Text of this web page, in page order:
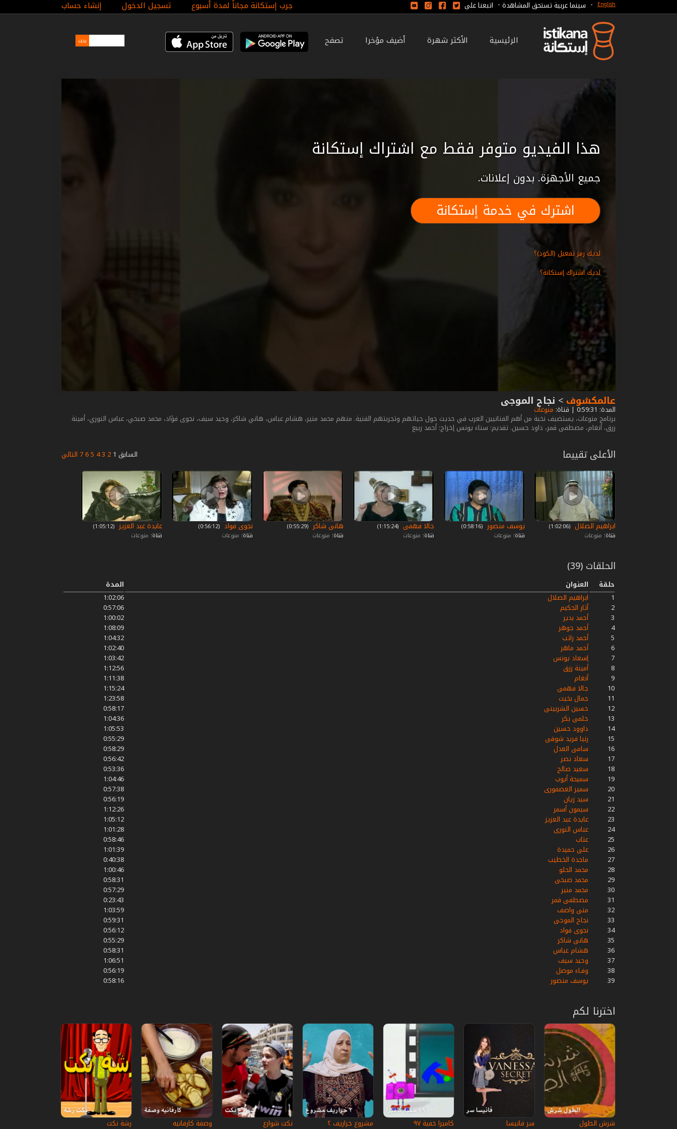
جرب إستكانة مجاناً لمدة أسبوع تسجيل الدخول إنشاء حساب English
- سينما عربية تستحق المشاهدة - اتبعنا على
الرئيسية الأكثر شهرة أضيف مؤخرا تصفح
هذا الفيديو متوفر فقط مع اشتراك إستكانة
جميع الأجهزة. بدون إعلانات.
اشترك في خدمة إستكانة
لديك رمز تفعيل (الكود)؟
لديك اشتراك إستكانة؟
عالمكشوف > نجاح الموجى
المدة: 0:59:31 | قناة: منوعات
برنامج منوعات، يستضيف نخبة من أهم الفنانيين العرب في حديث حول حياتهم وتجربتهم الفنية. منهم محمد منير، هشام عباس، هاني شاكر، وحيد سيف، نجوى فؤاد، محمد صبحي، عباس النوري، أمينة
رزق، أنغام، مصطفى قمر، داود حسين. تقديم: سناء يونس إخراج: أحمد ربيع
السابق 1
2
3
4
5
6
7 التالي الأعلى تقييما
ابراهيم الصلال ‏ (1:02:06)
قناة: منوعات
يوسف منصور ‏ (0:58:16)
قناة: منوعات
جالا فهمى ‏ (1:15:24)
قناة: منوعات
هانى شاكر ‏ (0:55:29)
قناة: منوعات
نجوى فواد ‏ (0:56:12)
قناة: منوعات
عايدة عبد العزيز ‏ (1:05:12)
قناة: منوعات
الحلقات (39)
حلقة العنوان
المدة
1
ابراهيم الصلال
1:02:06
2
أثار الحكيم
0:57:06
3
أحمد بدير
1:00:02
4
أحمد جوهر
1:08:09
5
أحمد راتب
1:04:32
6
أحمد ماهر
1:02:40
7
إسعاد يونس
1:03:42
8
أمينة رزق
1:12:56
9
أنغام
1:11:38
10
جالا فهمى
1:15:24
11
جمال بخيت
1:23:58
12
حسين الشربينى
0:58:17
13
حلمى بكر
1:04:36
14
داوود حسين
1:05:53
15
رنيا فريد شوقى
0:55:29
16
سامى العدل
0:58:29
17
سعاد نصر
0:56:42
18
سعيد صالح
0:53:36
19
سميحة أيوب
1:04:46
20
سمير العصفورى
0:57:38
21
سيد زيان
0:56:19
22
سيمون أسمر
1:12:26
23
عايدة عبد العزيز
1:05:12
24
عباس النورى
1:01:28
25
عتاب
0:58:46
26
على حميدة
1:01:39
27
ماجدة الخطيب
0:40:38
28
محمد الحلو
1:00:46
29
محمد صبحى
0:58:31
30
محمد منير
0:57:29
31
مصطفى قمر
0:23:43
32
منى واصف
1:03:59
33
نجاح الموجى
0:59:31
34
نجوى فواد
0:56:12
35
هانى شاكر
0:55:29
36
هشام عباس
0:58:31
37
وحيد سيف
1:06:51
38
وفـاء موصل
0:56:19
39
يوسف منصور 0:58:16
اخترنا لكم
شرش الطول سر فانيسا كاميرا خفية ٩٧ مشروع خراريف ٢ نكت شوارع وصفة كارفانيه رشة نكت